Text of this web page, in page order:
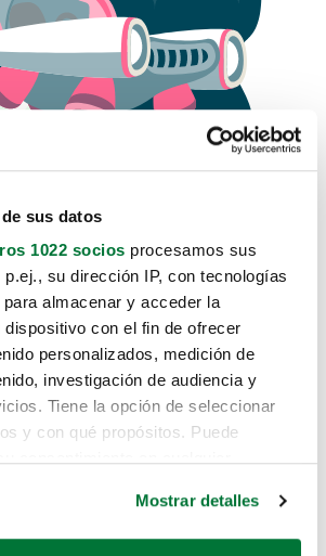
sus datos
1022 socios procesamos sus
su dirección IP, con tecnologías
almacenar y acceder la
dispositivo con el fin de ofrecer
personalizados, medición de
investigación de audiencia y
Tiene la opción de seleccionar
y con qué propósitos. Puede
Mostrar detalles
no sabemos como
hasta aquí.
el coche que estás
de estos enlaces:
mano